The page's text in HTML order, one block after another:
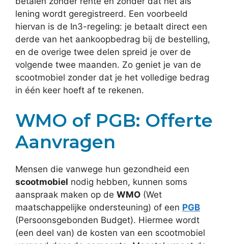
lening wordt geregistreerd. Een voorbeeld
hiervan is de In3-regeling: je betaalt direct een
derde van het aankoopbedrag bij de bestelling,
en de overige twee delen spreid je over de
volgende twee maanden. Zo geniet je van de
scootmobiel zonder dat je het volledige bedrag
in één keer hoeft af te rekenen.
WMO of PGB: Offerte
Aanvragen
Mensen die vanwege hun gezondheid een
scootmobiel nodig hebben, kunnen soms
aanspraak maken op de WMO (Wet
maatschappelijke ondersteuning) of een PGB
(Persoonsgebonden Budget). Hiermee wordt
(een deel van) de kosten van een scootmobiel